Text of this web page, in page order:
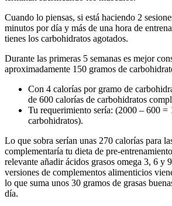
Cuando lo piensas, si está haciendo 2
minutos por día y más de una hora de
tienes los carbohidratos agotados.
Durante las primeras 5 semanas es mejor
aproximadamente 150 gramos de
Con 4 calorías por gramo de
de 600 calorías de carbohidratos
Tu requerimiento sería: (2000 – 600 =
carbohidratos).
Lo que sobra serían unas 270 calorías para
complementaría tu dieta de pre-
relevante añadir ácidos grasos omega 3, 6 y
versiones de complementos alimenticios
lo que suma unos 30 gramos de grasas
día.